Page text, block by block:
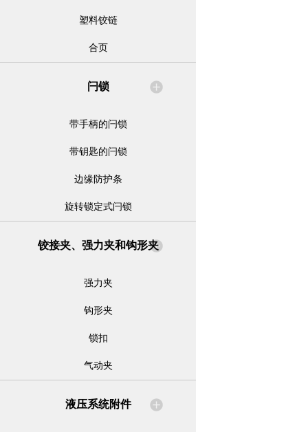
塑料铰链
合页
闩锁
带手柄的闩锁
带钥匙的闩锁
边缘防护条
旋转锁定式闩锁
铰接夹、强力夹和钩形夹
强力夹
钩形夹
锁扣
气动夹
液压系统附件